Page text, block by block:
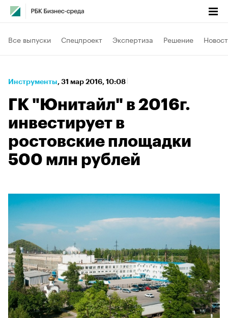
Все выпуски Спецпроект Экспертиза Решение
Инструменты⁠, 31 мар 2016, 10:08
ГК "Юнитайл" в 2016г.
инвестирует в
ростовские площадки
500 млн рублей